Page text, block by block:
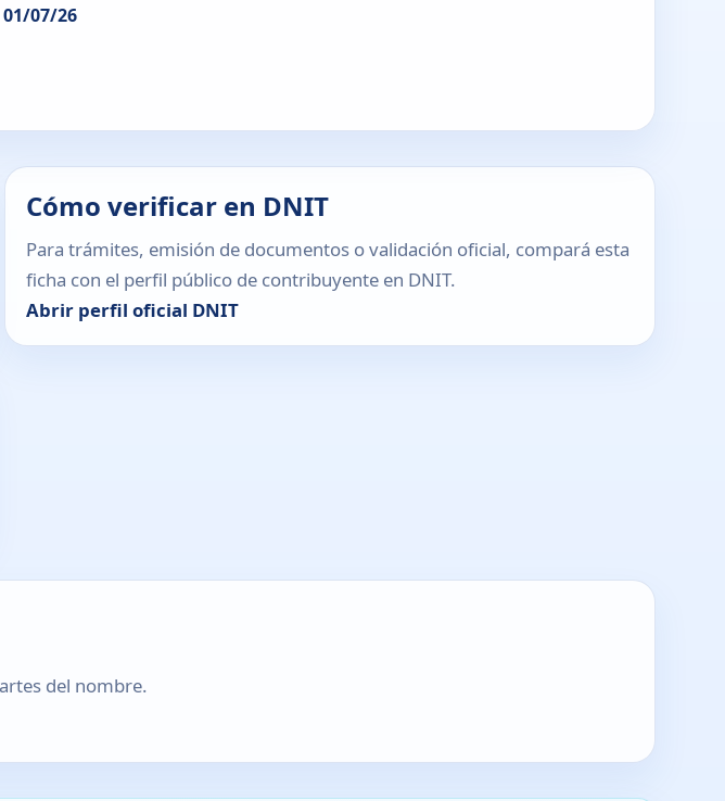
01/07/26
Cómo verificar en DNIT
Para trámites, emisión de documentos o validación oficial, compará esta
ficha con el perfil público de contribuyente en DNIT.
Abrir perfil oficial DNIT
del nombre.